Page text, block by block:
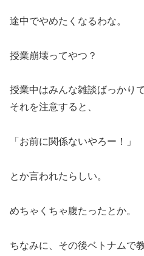
途中でやめたくなるわな。
授業崩壊ってやつ？
授業中はみんな雑談ばっかりで
それを注意すると、
「お前に関係ないやろー！」
とか言われたらしい。
めちゃくちゃ腹たったとか。
ちなみに、その後ベトナムで